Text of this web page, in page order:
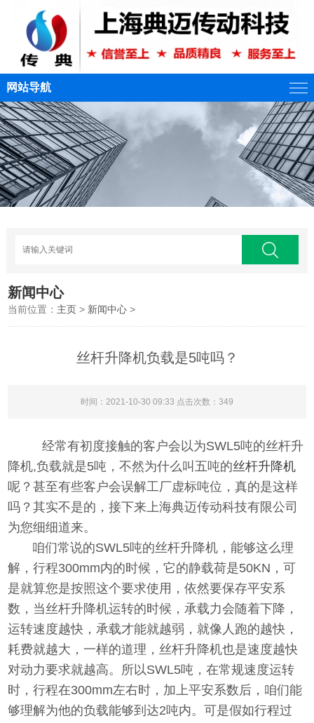
网站导航
新闻中心
当前位置： 主页 > 新闻中心 >
丝杆升降机负载是5吨吗？
时间：2021-10-30 09:33 点击次数： 349
经常有初度接触的客户会以为SWL5吨的丝杆升
降机,负载就是5吨，不然为什么叫五吨的丝杆升降机
呢？甚至有些客户会误解工厂虚标吨位，真的是这样
吗？其实不是的，接下来上海典迈传动科技有限公司
为您细细道来。
咱们常说的SWL5吨的丝杆升降机，能够这么理
解，行程300mm内的时候，它的静载荷是50KN，可
是就算您是按照这个要求使用，依然要保存平安系
数，当丝杆升降机运转的时候，承载力会随着下降，
运转速度越快，承载才能就越弱，就像人跑的越快，
耗费就越大，一样的道理，丝杆升降机也是速度越快
对动力要求就越高。所以SWL5吨，在常规速度运转
时，行程在300mm左右时，加上平安系数后，咱们能
够理解为他的负载能够到达2吨内。可是假如行程过